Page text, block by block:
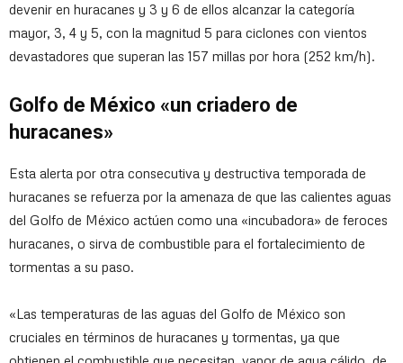
devenir en huracanes y 3 y 6 de ellos alcanzar la categoría
mayor, 3, 4 y 5, con la magnitud 5 para ciclones con vientos
devastadores que superan las 157 millas por hora (252 km/h).
Golfo de México «un criadero de
huracanes»
Esta alerta por otra consecutiva y destructiva temporada de
huracanes se refuerza por la amenaza de que las calientes aguas
del Golfo de México actúen como una «incubadora» de feroces
huracanes, o sirva de combustible para el fortalecimiento de
tormentas a su paso.
«Las temperaturas de las aguas del Golfo de México son
cruciales en términos de huracanes y tormentas, ya que